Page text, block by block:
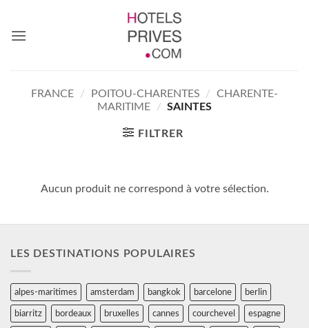
contenu
FRANCE / POITOU-CHARENTES /
CHARENTE-
MARITIME
/ SAINTES
FILTRER
Aucun produit ne correspond à votre sélection.
LES DESTINATIONS POPULAIRES
alpes-maritimes amsterdam bangkok barcelone berlin
biarritz bordeaux bruxelles cannes courchevel espagne